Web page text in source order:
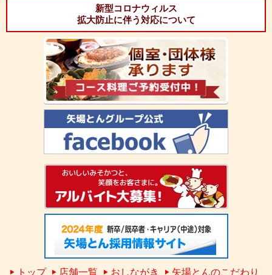
新型コロナウィルス
拡大防止に伴う対応について
トップ 店舗一覧 おしながき 矢場とんのこだわり